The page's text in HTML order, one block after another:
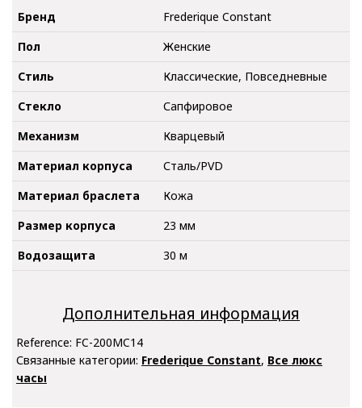
Бренд
Frederique Constant
Пол
Женские
Стиль
Классические, Повседневные
Стекло
Сапфировое
Механизм
Кварцевый
Материал корпуса
Сталь/PVD
Материал браслета
Кожа
Размер корпуса
23 мм
Водозащита
30 м
Дополнительная информация
Reference: FC-200MC14
Связанные категории: Frederique Constant, Все люкс
часы